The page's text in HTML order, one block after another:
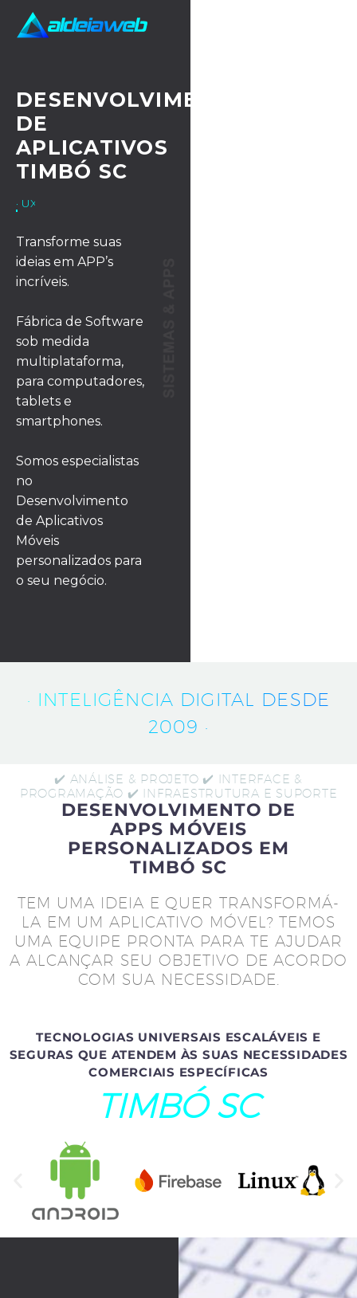
DESENVOLVIMENTO
DE
APLICATIVOS
TIMBÓ SC
· UX/UI DESIGN
Transforme suas
ideias em APP’s
incríveis.
Fábrica de Software
sob medida
multiplataforma,
para computadores,
tablets e
smartphones.
Somos especialistas
no
Desenvolvimento
de Aplicativos
Móveis
personalizados para
o seu negócio.
· INTELIGÊNCIA DIGITAL DESDE
2009 ·
✔️ ANÁLISE & PROJETO ✔️ INTERFACE &
PROGRAMAÇÃO ✔️ INFRAESTRUTURA E SUPORTE
DESENVOLVIMENTO DE
APPS MÓVEIS
PERSONALIZADOS EM
TIMBÓ SC
TEM UMA IDEIA E QUER TRANSFORMÁ-
LA EM UM APLICATIVO MÓVEL? TEMOS
UMA EQUIPE PRONTA PARA TE AJUDAR
A ALCANÇAR SEU OBJETIVO DE ACORDO
COM SUA NECESSIDADE.
TECNOLOGIAS UNIVERSAIS ESCALÁVEIS E
SEGURAS QUE ATENDEM ÀS SUAS NECESSIDADES
COMERCIAIS ESPECÍFICAS
TIMBÓ SC